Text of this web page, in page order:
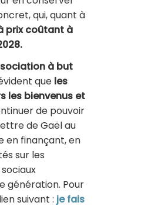
qui, quant à
prix coûtant à
à but
que les
les bienvenus et
de pouvoir
de Gaël au
en finançant, en
sur les
génération. Pour
suivant : je fais